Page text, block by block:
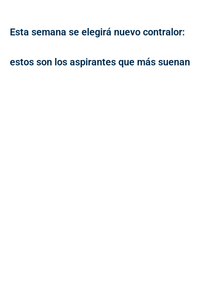
Esta semana se elegirá nuevo contralor:
estos son los aspirantes que más suenan